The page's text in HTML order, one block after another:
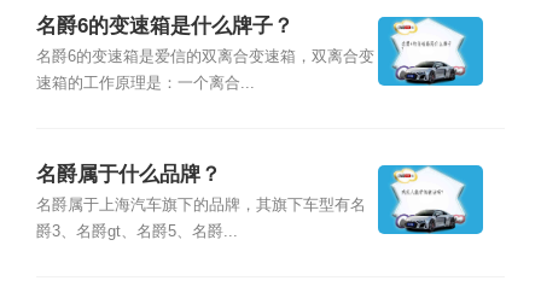
名爵6的变速箱是什么牌子？
名爵6的变速箱是爱信的双离合变速箱，双离合变
速箱的工作原理是：一个离合...
名爵属于什么品牌？
名爵属于上海汽车旗下的品牌，其旗下车型有名
爵3、名爵gt、名爵5、名爵...